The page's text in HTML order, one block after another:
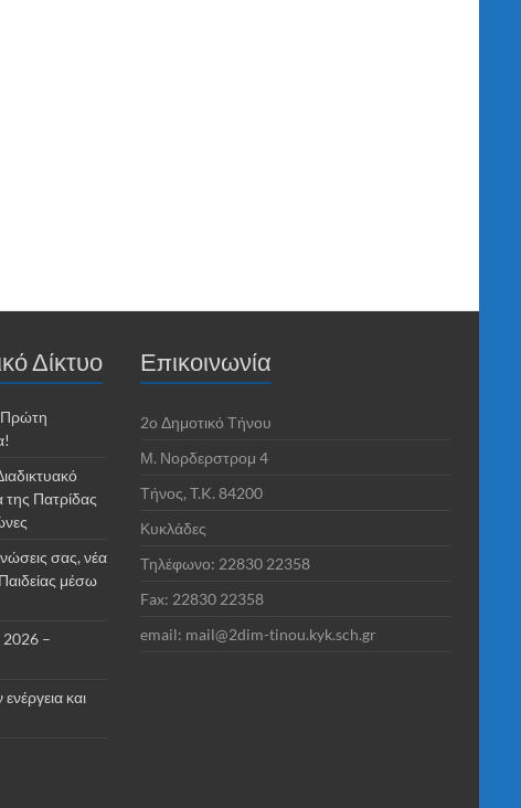
Δίκτυο
Πρώτη
Πατρίδας
σας, νέα
μέσω
2026 –
και
Επικοινωνία
2o Δημοτικό Τήνου
Μ. Νορδερστρομ 4
Τήνος, T.K. 84200
Κυκλάδες
Τηλέφωνο: 22830 22358
Fax: 22830 22358
email: mail@2dim-tinou.kyk.sch.gr